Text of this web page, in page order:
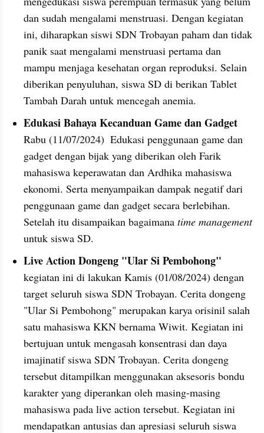
dan sudah mengalami menstruasi. Dengan kegiatan
ini, diharapkan siswi SDN Trobayan paham dan tidak
panik saat mengalami menstruasi pertama dan
mampu menjaga kesehatan organ reproduksi. Selain
diberikan penyuluhan, siswa SD di berikan Tablet
Tambah Darah untuk mencegah anemia.
Edukasi Bahaya Kecanduan Game dan Gadget
Rabu (11/07/2024)  Edukasi penggunaan game dan
gadget dengan bijak yang diberikan oleh Farik
mahasiswa keperawatan dan Ardhika mahasiswa
ekonomi. Serta menyampaikan dampak negatif dari
penggunaan game dan gadget secara berlebihan.
Setelah itu disampaikan bagaimana time management
untuk siswa SD.
Live Action Dongeng "Ular Si Pembohong"
kegiatan ini di lakukan Kamis (01/08/2024) dengan
target seluruh siswa SDN Trobayan. Cerita dongeng
"Ular Si Pembohong" merupakan karya orisinil salah
satu mahasiswa KKN bernama Wiwit. Kegiatan ini
bertujuan untuk mengasah konsentrasi dan daya
imajinatif siswa SDN Trobayan. Cerita dongeng
tersebut ditampilkan menggunakan aksesoris bondu
karakter yang diperankan oleh masing-masing
mahasiswa pada live action tersebut. Kegiatan ini
mendapatkan antusias dan apresiasi seluruh siswa